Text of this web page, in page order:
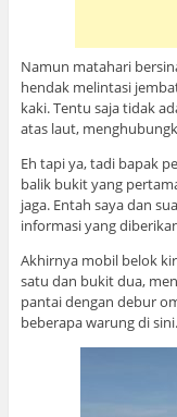
Namun matahari
hendak melintasi
kaki. Tentu saja tidak
atas laut,
Eh tapi ya, tadi bapak
balik bukit yang
jaga. Entah saya dan
informasi yang
Akhirnya mobil belok
satu dan bukit dua,
pantai dengan debur
beberapa warung di sini.